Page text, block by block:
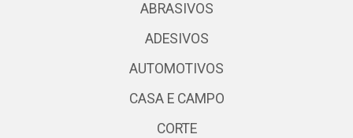
ABRASIVOS
ADESIVOS
AUTOMOTIVOS
CASA E CAMPO
CORTE